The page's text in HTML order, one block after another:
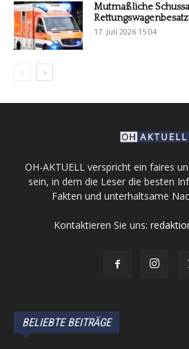
Mutmaßliche
17. Juli 2026 15:04
OH-AKTUELL verspricht ein faires
sein, in dem die Leser die besten
Fakten und unterhaltsame
Kontaktieren Sie uns:
BELIEBTE BEITRÄGE